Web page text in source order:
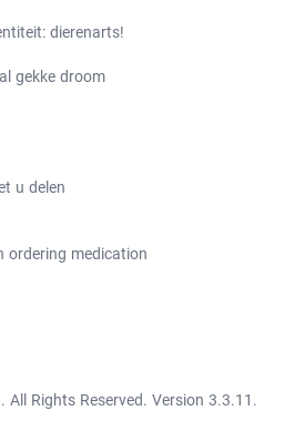
dierenarts!
gekke droom
u delen
ordering medication
Rights Reserved. Version 3.3.11.